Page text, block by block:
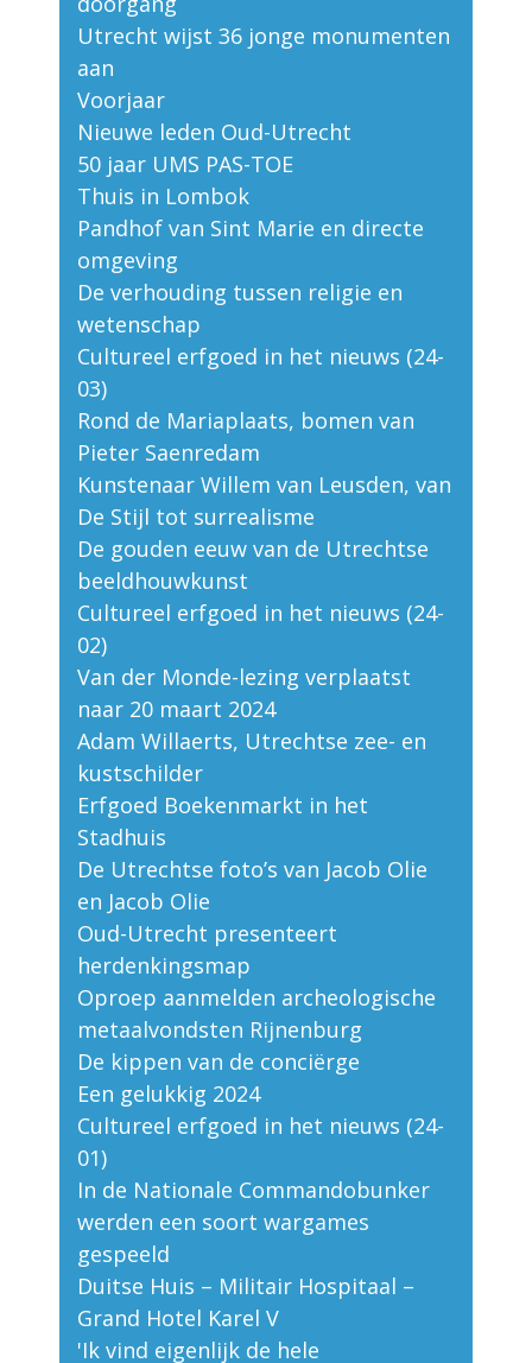
Utrecht wijst 36 jonge monumenten
aan
Voorjaar
Nieuwe leden Oud-Utrecht
50 jaar UMS PAS-TOE
Thuis in Lombok
Pandhof van Sint Marie en directe
omgeving
De verhouding tussen religie en
wetenschap
Cultureel erfgoed in het nieuws (24-
03)
Rond de Mariaplaats, bomen van
Pieter Saenredam
Kunstenaar Willem van Leusden, van
De Stijl tot surrealisme
De gouden eeuw van de Utrechtse
beeldhouwkunst
Cultureel erfgoed in het nieuws (24-
02)
Van der Monde-lezing verplaatst
naar 20 maart 2024
Adam Willaerts, Utrechtse zee- en
kustschilder
Erfgoed Boekenmarkt in het
Stadhuis
De Utrechtse foto’s van Jacob Olie
en Jacob Olie
Oud-Utrecht presenteert
herdenkingsmap
Oproep aanmelden archeologische
metaalvondsten Rijnenburg
De kippen van de conciërge
Een gelukkig 2024
Cultureel erfgoed in het nieuws (24-
01)
In de Nationale Commandobunker
werden een soort wargames
gespeeld
Duitse Huis – Militair Hospitaal –
Grand Hotel Karel V
'Ik vind eigenlijk de hele